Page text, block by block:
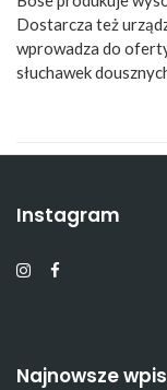
Dostarcza też
wprowadza do
słuchawek
Instagram
Najnowsze